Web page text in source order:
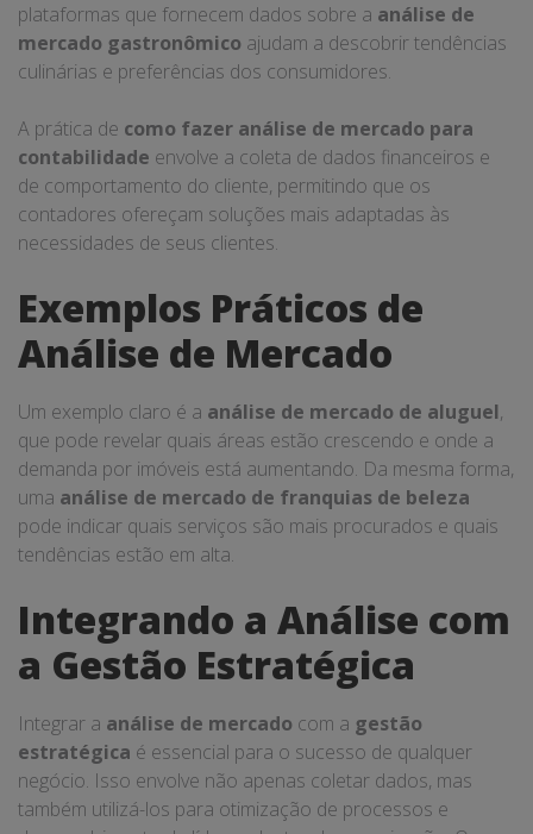
plataformas que fornecem dados sobre a análise de
mercado gastronômico ajudam a descobrir tendências
culinárias e preferências dos consumidores.
A prática de como fazer análise de mercado para
contabilidade envolve a coleta de dados financeiros e
de comportamento do cliente, permitindo que os
contadores ofereçam soluções mais adaptadas às
necessidades de seus clientes.
Exemplos Práticos de
Análise de Mercado
Um exemplo claro é a análise de mercado de aluguel,
que pode revelar quais áreas estão crescendo e onde a
demanda por imóveis está aumentando. Da mesma forma,
uma análise de mercado de franquias de beleza
pode indicar quais serviços são mais procurados e quais
tendências estão em alta.
Integrando a Análise com
a Gestão Estratégica
Integrar a análise de mercado com a gestão
estratégica é essencial para o sucesso de qualquer
negócio. Isso envolve não apenas coletar dados, mas
também utilizá-los para otimização de processos e